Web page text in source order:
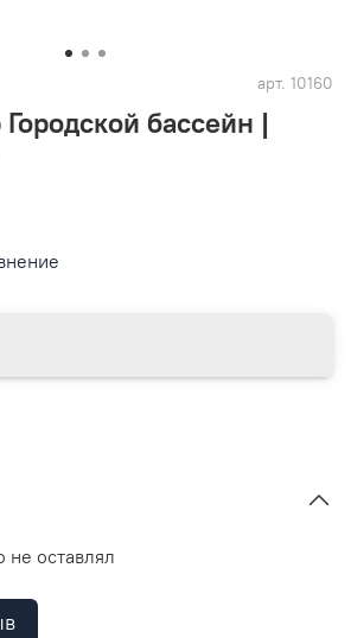
арт. 10160
бассейн |
не оставлял